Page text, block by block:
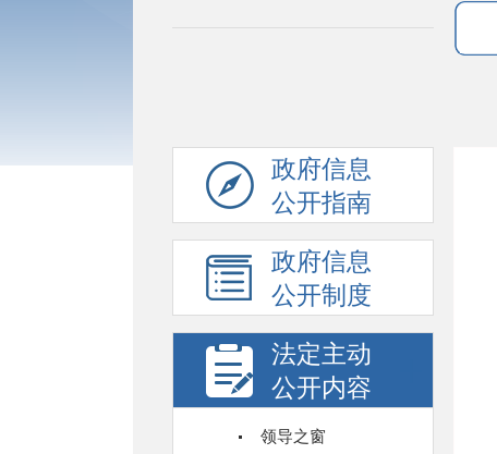
政府信息
公开指南
政府信息
公开制度
法定主动
公开内容
领导之窗